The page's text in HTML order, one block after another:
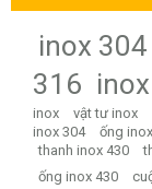
inox 304
316
inox
vật tư inox
inox 304
ống
thanh inox 430
ống inox 430